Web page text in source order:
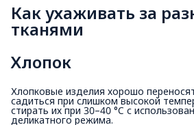
Как ухаживать за
тканями
Хлопок
Хлопковые изделия хорошо
садиться при слишком высокой
стирать их при 30–40 °C с
деликатного режима.